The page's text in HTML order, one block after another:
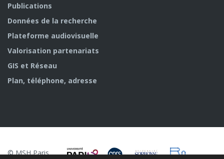
Publications
Données de la recherche
Plateforme audiovisuelle
Valorisation partenariats
GIS et Réseau
Plan, téléphone, adresse
© MSH Paris